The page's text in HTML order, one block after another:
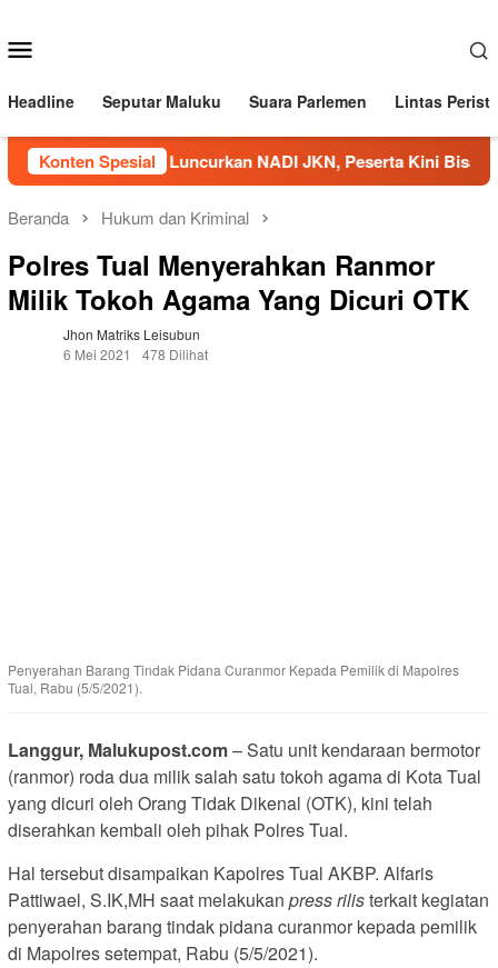
konten
Headline Seputar Maluku Suara Parlemen Lintas
Konten Spesial
BPJS Kesehatan Luncurkan NADI JKN, Peserta Kini Bisa
Beranda Hukum dan Kriminal
Polres Tual Menyerahkan Ranmor
Milik Tokoh Agama Yang Dicuri OTK
Jhon Matriks Leisubun
6 Mei 2021
478 Dilihat
Penyerahan Barang Tindak Pidana Curanmor Kepada Pemilik di Mapolres
Tual, Rabu (5/5/2021).
Langgur, Malukupost.com– Satu unit kendaraan bermotor
(ranmor) roda dua milik salah satu tokoh agama di Kota Tual
yang dicuri oleh Orang Tidak Dikenal (OTK), kini telah
diserahkan kembali oleh pihak Polres Tual.
Hal tersebut disampaikan Kapolres Tual AKBP. Alfaris
Pattiwael, S.IK,MH saat melakukan press rilisterkait kegiatan
penyerahan barang tindak pidana curanmor kepada pemilik
di Mapolres setempat, Rabu (5/5/2021).